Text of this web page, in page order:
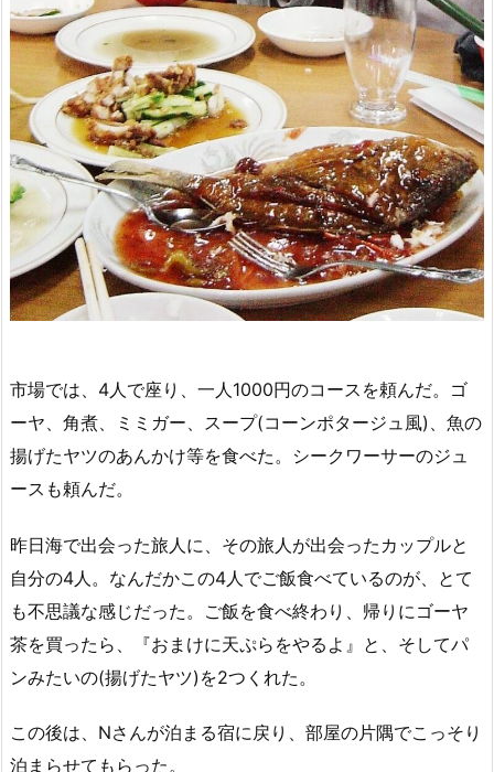
市場では、4人で座り、一人1000円のコースを頼んだ。ゴ
ーヤ、角煮、ミミガー、スープ(コーンポタージュ風)、魚の
揚げたヤツのあんかけ等を食べた。シークワーサーのジュ
ースも頼んだ。
昨日海で出会った旅人に、その旅人が出会ったカップルと
自分の4人。なんだかこの4人でご飯食べているのが、とて
も不思議な感じだった。ご飯を食べ終わり、帰りにゴーヤ
茶を買ったら、『おまけに天ぷらをやるよ』と、そしてパ
ンみたいの(揚げたヤツ)を2つくれた。
この後は、Nさんが泊まる宿に戻り、部屋の片隅でこっそり
泊まらせてもらった。